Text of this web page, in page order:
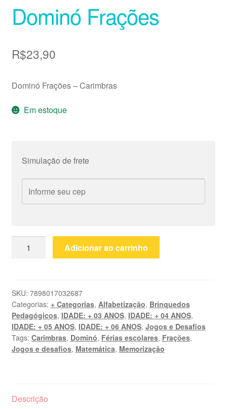
Dominó Frações
R$23,90
Dominó Frações – Carimbras
Em estoque
Simulação de frete
Frações
Adicionar ao carrinho
SKU: 7898017032687
Categorias: + Categorias, Alfabetização, Brinquedos
Pedagógicos, IDADE: + 03 ANOS, IDADE: + 04 ANOS,
IDADE: + 05 ANOS, IDADE: + 06 ANOS, Jogos e Desafios
Tags: Carimbras, Dominó, Férias escolares, Frações,
Jogos e desafios, Matemática, Memorização
Descrição